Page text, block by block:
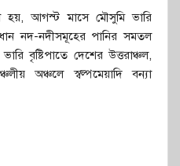
হয়, আগস্ট মাসে মৌসুমি ভারি
নদ-নদীসমূহের পানির সমতল
বৃষ্টিপাতে দেশের উত্তরাঞ্চল,
অঞ্চলে স্বল্পমেয়াদি বন্যা